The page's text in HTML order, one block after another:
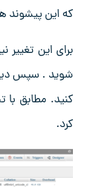
که این پیشوند
شوید . سپس
کنید. مطابق با
کرد.